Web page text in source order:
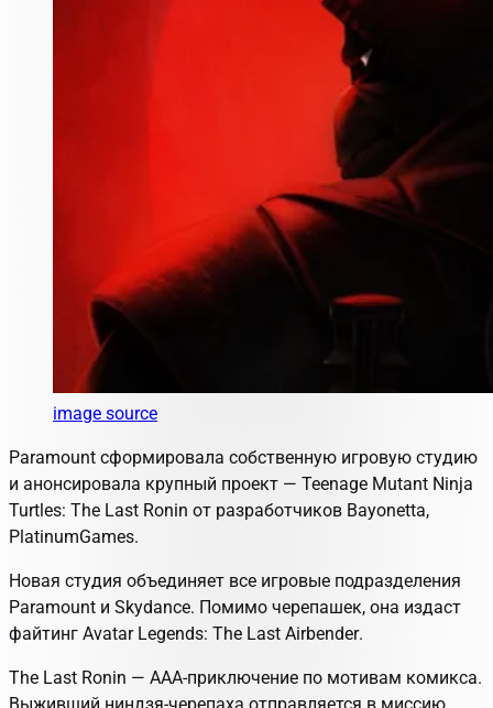
image source
Paramount сформировала собственную игровую студию
и анонсировала крупный проект — Teenage Mutant Ninja
Turtles: The Last Ronin от разработчиков Bayonetta,
PlatinumGames.
Новая студия объединяет все игровые подразделения
Paramount и Skydance. Помимо черепашек, она издаст
файтинг Avatar Legends: The Last Airbender.
The Last Ronin — AAA-приключение по мотивам комикса.